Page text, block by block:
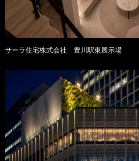
サーラ住宅株式会社 豊川駅東展示場